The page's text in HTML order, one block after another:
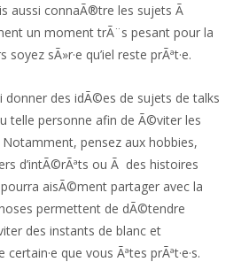
aussi connaÃ®tre les sujets Ã
un moment trÃ¨s pesant pour la
sÃ»r·e qu’iel reste prÃªt·e.
donner des idÃ©es de sujets de talks
telle personne afin de Ã©viter les
pensez aux hobbies,
d’intÃ©rÃªts ou Ã des histoires
aisÃ©ment partager avec la
permettent de dÃ©tendre
des instants de blanc et
que vous Ãªtes prÃªt·e·s.